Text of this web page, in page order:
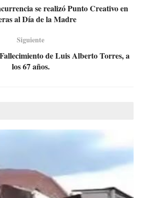
se realizó Punto Creativo en
al Día de la Madre
Siguiente
de Luis Alberto Torres, a
los 67 años.